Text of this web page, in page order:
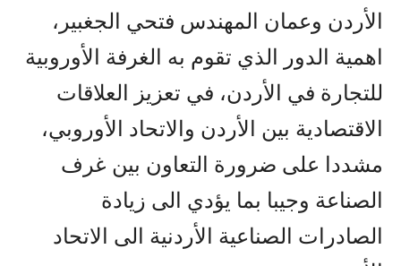
الأردن وعمان المهندس فتحي الجغبير،
اهمية الدور الذي تقوم به الغرفة الأوروبية
للتجارة في الأردن، في تعزيز العلاقات
الاقتصادية بين الأردن والاتحاد الأوروبي،
مشددا على ضرورة التعاون بين غرف
الصناعة وجيبا بما يؤدي الى زيادة
الصادرات الصناعية الأردنية الى الاتحاد